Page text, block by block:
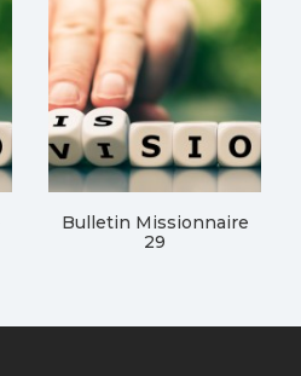
Bulletin Missionnaire
29